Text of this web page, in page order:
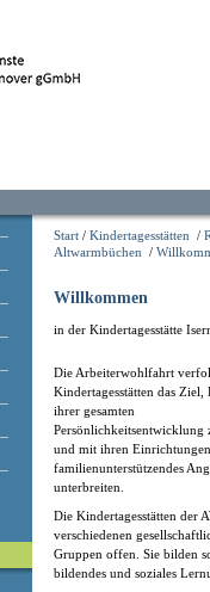
Start / Kindertagesstätten /
Altwarmbüchen /
Willkommen
in der Kindertagesstätte
Die Arbeiterwohlfahrt
Kindertagesstätten das
ihrer gesamten
Persönlichkeitsentwicklung
und mit ihren
familienunterstützendes
unterbreiten.
Die Kindertagesstätten der
verschiedenen
Gruppen offen. Sie bilden
bildendes und soziales